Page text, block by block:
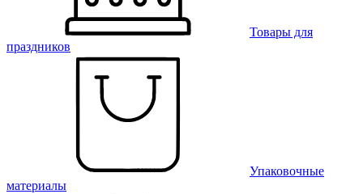
Товары для
праздников
Упаковочные
материалы